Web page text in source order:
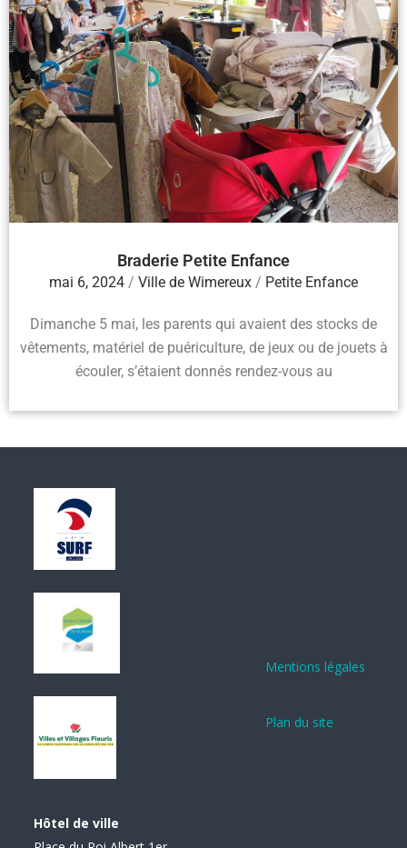
Braderie Petite Enfance
mai 6, 2024 / Ville de Wimereux / Petite Enfance
Dimanche 5 mai, les parents qui avaient des stocks de
vêtements, matériel de puériculture, de jeux ou de jouets à
écouler, s’étaient donnés rendez-vous au
Hôtel de ville
Mentions légales
Plan du site